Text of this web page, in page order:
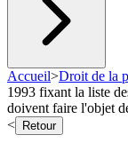
Accueil>Droit de la
1993 fixant la liste
doivent faire l'objet
<
Retour